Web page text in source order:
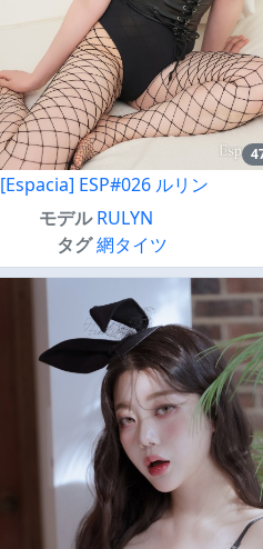
[Espacia] ESP#026 ルリン
モデル RULYN
タグ網タイツ